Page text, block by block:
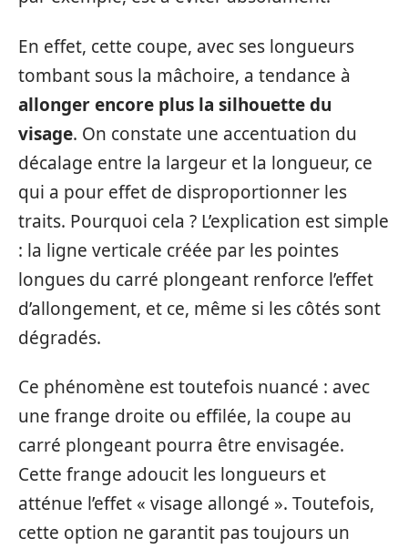
En effet, cette coupe, avec ses longueurs
tombant sous la mâchoire, a tendance à
allonger encore plus la silhouette du
visage. On constate une accentuation du
décalage entre la largeur et la longueur, ce
qui a pour effet de disproportionner les
traits. Pourquoi cela ? L’explication est simple
: la ligne verticale créée par les pointes
longues du carré plongeant renforce l’effet
d’allongement, et ce, même si les côtés sont
dégradés.
Ce phénomène est toutefois nuancé : avec
une frange droite ou effilée, la coupe au
carré plongeant pourra être envisagée.
Cette frange adoucit les longueurs et
atténue l’effet « visage allongé ». Toutefois,
cette option ne garantit pas toujours un